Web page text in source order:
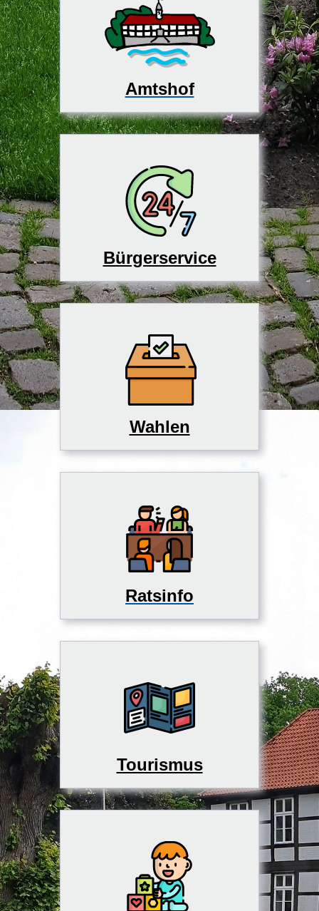
Amtshof
Bürgerservice
Wahlen
Ratsinfo
Tourismus